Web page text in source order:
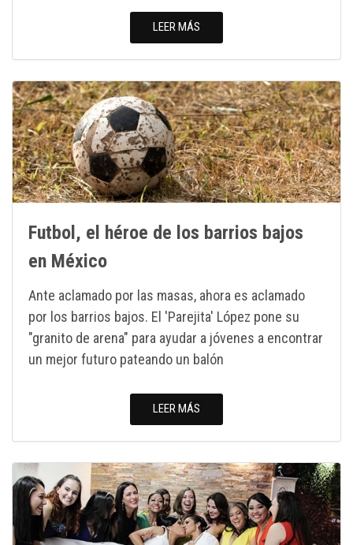
LEER MÁS
Futbol, el héroe de los barrios bajos
en México
Ante aclamado por las masas, ahora es aclamado
por los barrios bajos. El 'Parejita' López pone su
"granito de arena" para ayudar a jóvenes a encontrar
un mejor futuro pateando un balón
LEER MÁS